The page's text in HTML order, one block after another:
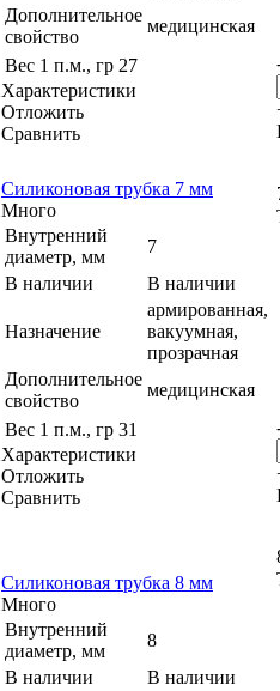
Дополнительное
свойство
медицинская
Вес 1 п.м., гр 27
Характеристики
Отложить
Сравнить
Силиконовая трубка 7 мм
Много
Внутренний
диаметр, мм
7
В наличии
В наличии
Назначение
армированная,
вакуумная,
прозрачная
Дополнительное
свойство
медицинская
Вес 1 п.м., гр 31
Характеристики
Отложить
Сравнить
Силиконовая трубка 8 мм
Много
Внутренний
диаметр, мм
8
В наличии
В наличии